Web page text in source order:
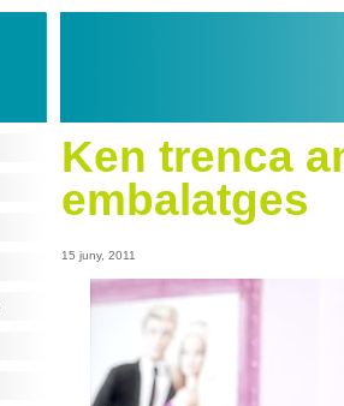
Ken trenca
embalatges
15 juny, 2011